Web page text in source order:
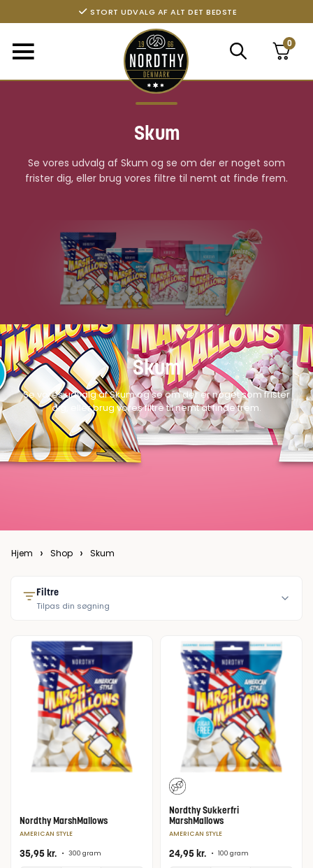
STORT UDVALG AF ALT DET BEDSTE
0
Skum
Se vores udvalg af Skum og se om der er noget som
frister dig, eller brug vores filtre til nemt at finde frem.
Skum
Se vores udvalg af Skum og se om der er noget som frister
dig, eller brug vores filtre til nemt at finde frem.
Hjem › Shop › Skum
Filtre
Tilpas din søgning
Nordthy MarshMallows
AMERICAN STYLE
35,95kr. • 300 gram
Nordthy Sukkerfri
MarshMallows
AMERICAN STYLE
24,95kr. • 100 gram